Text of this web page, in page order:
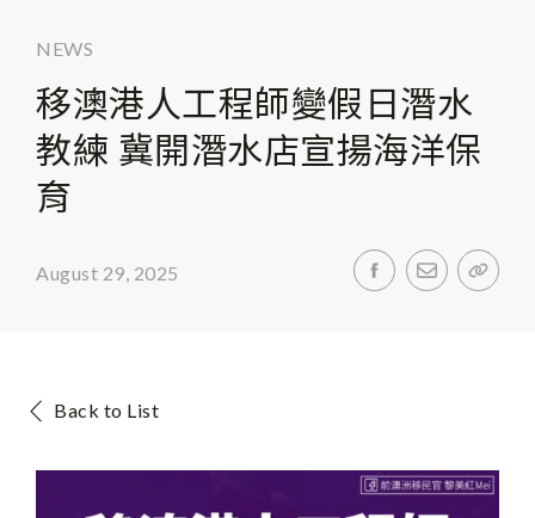
NEWS
移澳港人工程師變假日潛水
教練 冀開潛水店宣揚海洋保
育
August 29, 2025
Back to List